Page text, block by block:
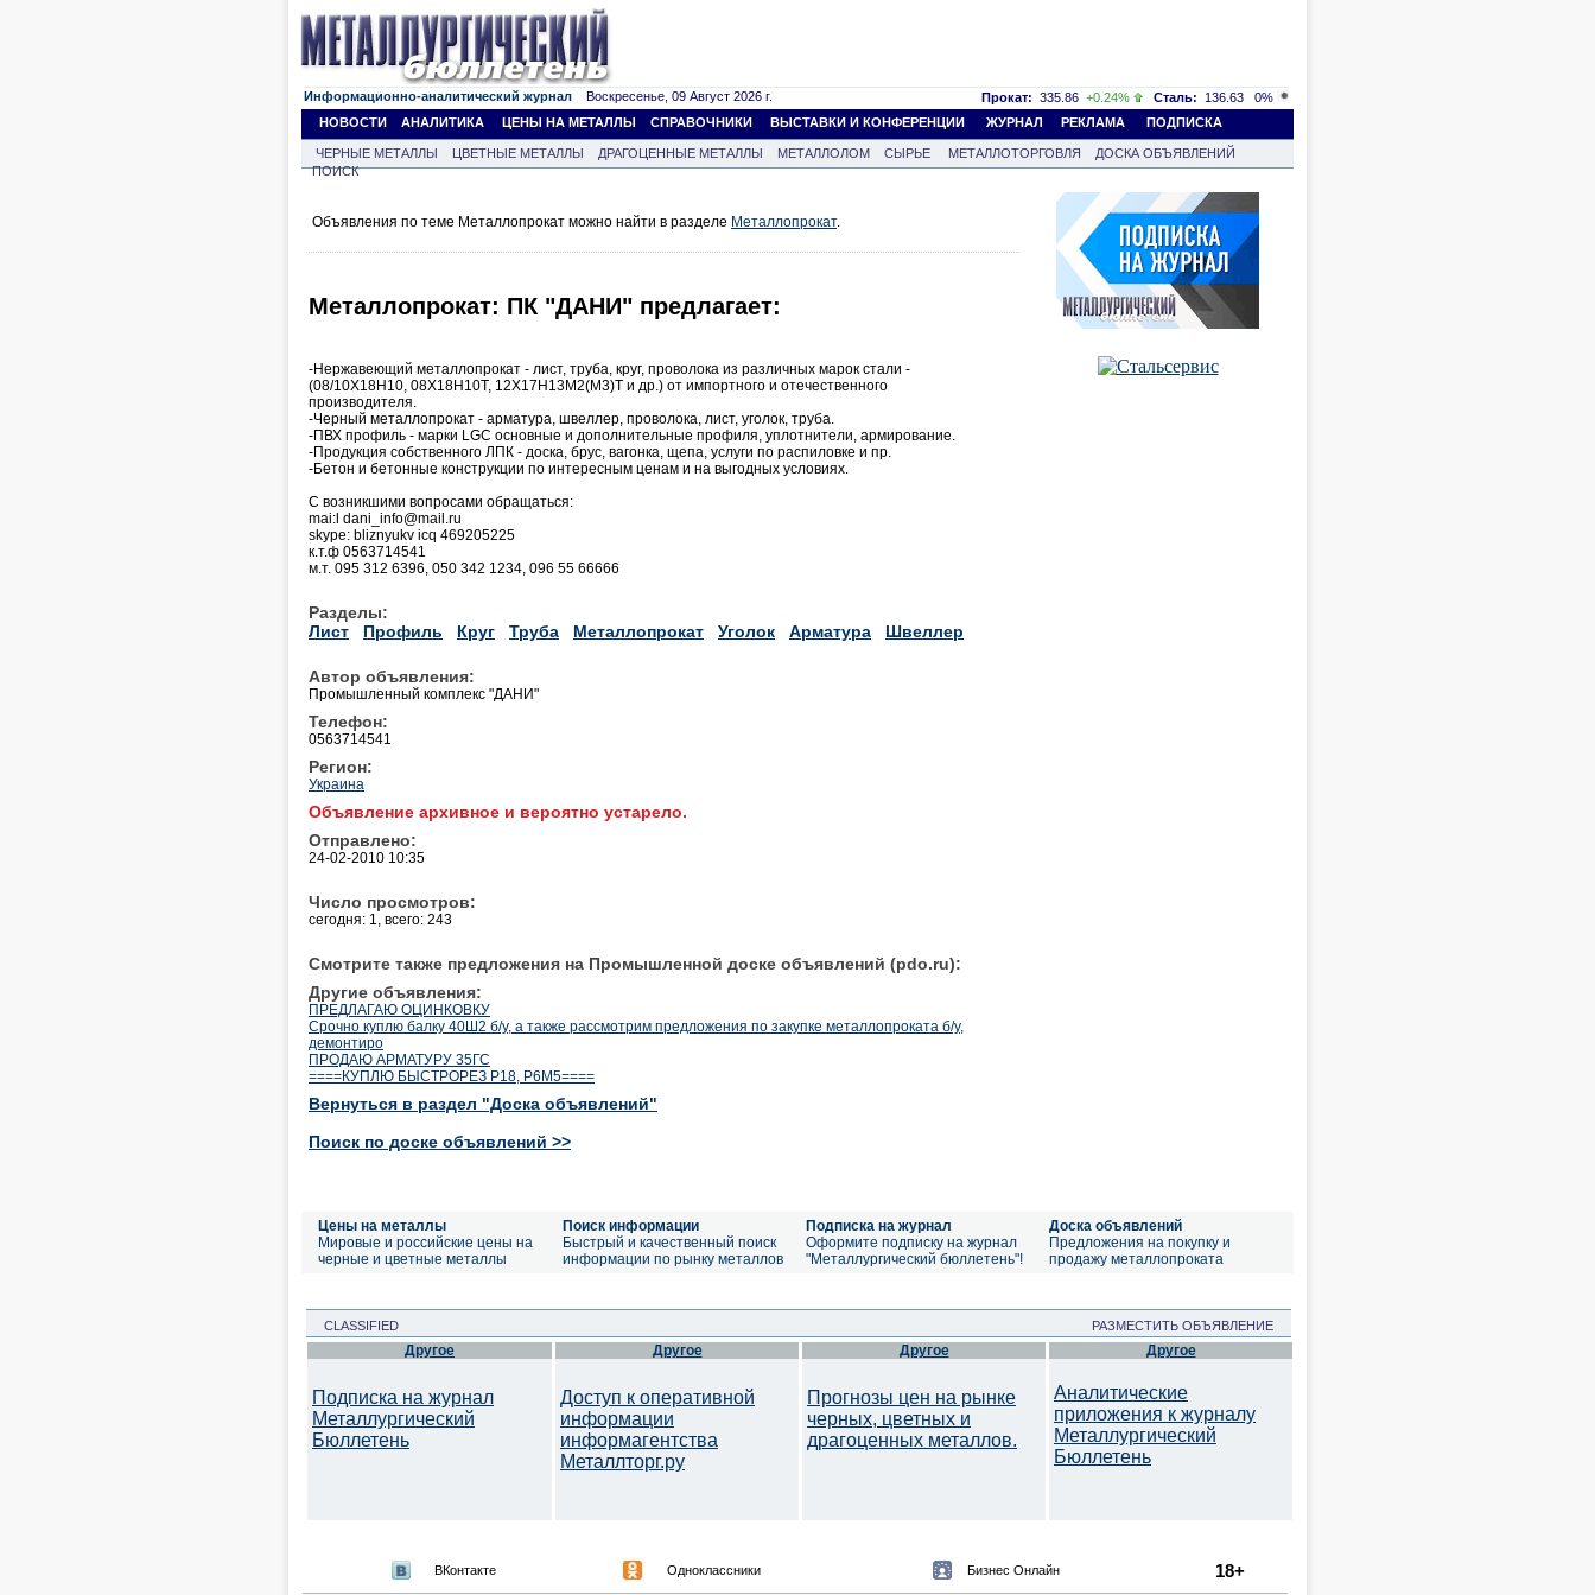
Информационно-аналитический журнал Воскресенье, 09 Август 2026 г. Прокат: 335.86 +0.24% Сталь: 136.63
0%
НОВОСТИ
АНАЛИТИКА ЦЕНЫ НА МЕТАЛЛЫ СПРАВОЧНИКИ ВЫСТАВКИ И КОНФЕРЕНЦИИ ЖУРНАЛ РЕКЛАМА ПОДПИСКА
ЧЕРНЫЕ МЕТАЛЛЫ ЦВЕТНЫЕ МЕТАЛЛЫ ДРАГОЦЕННЫЕ МЕТАЛЛЫ МЕТАЛЛОЛОМ СЫРЬЕ МЕТАЛЛОТОРГОВЛЯ
ДОСКА ОБЪЯВЛЕНИЙ
ПОИСК
Объявления по теме Металлопрокат можно найти в разделе Металлопрокат.
Металлопрокат: ПК "ДАНИ" предлагает:
-Нержавеющий металлопрокат - лист, труба, круг, проволока из различных марок стали -
(08/10Х18Н10, 08Х18Н10Т, 12Х17Н13М2(М3)Т и др.) от импортного и отечественного
производителя.
-Черный металлопрокат - арматура, швеллер, проволока, лист, уголок, труба.
-ПВХ профиль - марки LGC основные и дополнительные профиля, уплотнители, армирование.
-Продукция собственного ЛПК - доска, брус, вагонка, щепа, услуги по распиловке и пр.
-Бетон и бетонные конструкции по интересным ценам и на выгодных условиях.
С возникшими вопросами обращаться:
mai:l dani_info@mail.ru
skype: bliznyukv icq 469205225
к.т.ф 0563714541
м.т. 095 312 6396, 050 342 1234, 096 55 66666
Разделы:
Лист
Профиль Круг Труба Металлопрокат Уголок Арматура Швеллер
Автор объявления:
Промышленный комплекс "ДАНИ"
Телефон:
0563714541
Регион:
Украина
Объявление архивное и вероятно устарело.
Отправлено:
24-02-2010 10:35
Число просмотров:
сегодня: 1, всего: 243
Смотрите также предложения на Промышленной доске объявлений (pdo.ru):
Другие объявления:
ПРЕДЛАГАЮ ОЦИНКОВКУ
Срочно куплю балку 40Ш2 б/у, а также рассмотрим предложения по закупке металлопроката б/у,
демонтиро
ПРОДАЮ АРМАТУРУ 35ГС
====КУПЛЮ БЫСТРОРЕЗ Р18, Р6М5====
Вернуться в раздел "Доска объявлений"
Поиск по доске объявлений >>
Цены на металлы
Мировые и российские цены на
черные и цветные металлы
Поиск информации
Быстрый и качественный поиск
информации по рынку металлов
Подписка на журнал
Оформите подписку на журнал
"Металлургический бюллетень"!
Доска объявлений
Предложения на покупку и
продажу металлопроката
CLASSIFIED РАЗМЕСТИТЬ ОБЪЯВЛЕНИЕ
Другое
Подписка на журнал
Металлургический
Бюллетень
Другое
Доступ к оперативной
информации
информагентства
Металлторг.ру
Другое
Прогнозы цен на рынке
черных, цветных и
драгоценных металлов.
Другое
Аналитические
приложения к журналу
Металлургический
Бюллетень
ВКонтакте Одноклассники Бизнес Онлайн 18+